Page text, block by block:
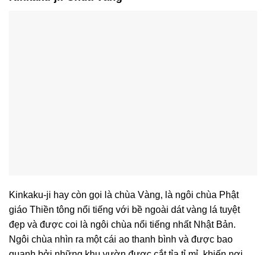
Kinkaku-ji hay còn gọi là chùa Vàng, là ngôi chùa Phật
giáo Thiền tông nổi tiếng với bề ngoài dát vàng lá tuyệt
đẹp và được coi là ngôi chùa nổi tiếng nhất Nhật Bản.
Ngôi chùa nhìn ra một cái ao thanh bình và được bao